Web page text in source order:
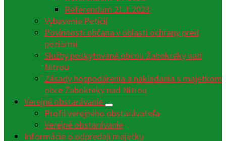
Referendum 21.1.2023
Vybavenie Petícií
Povinnosti občana v oblasti ochrany pred
poziarmi
Služby poskytované obcou Žabokreky nad
Nitrou
Zásady hospodárenia a nakladania s majetkom
obce Žabokreky nad Nitrou
Verejné obstarávanie
Profil verejného obstarávateľa
Verejné obstarávanie
Informácie o odpredaji majetku